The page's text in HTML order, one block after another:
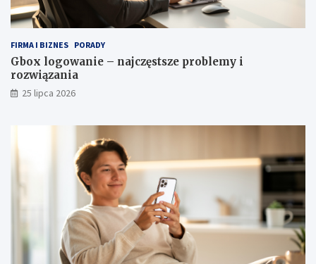
FIRMA I BIZNES PORADY
Gbox logowanie – najczęstsze problemy i
rozwiązania
25 lipca 2026